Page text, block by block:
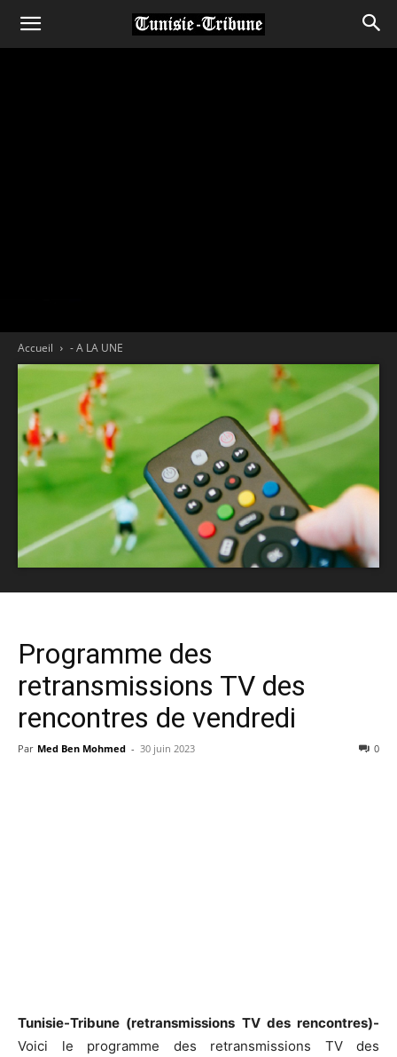
Accueil - A LA UNE
Programme des
retransmissions TV des
rencontres de vendredi
Par Med Ben Mohmed - 30 juin 2023 0
Tunisie-Tribune (retransmissions TV des rencontres)-
Voici le programme des retransmissions TV des